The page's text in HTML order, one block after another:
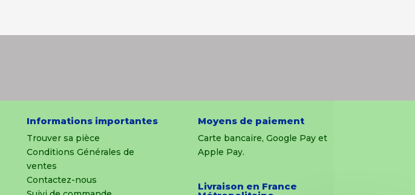
Informations importantes
Trouver sa pièce
Conditions Générales de
ventes
Contactez-nous
Moyens de paiement
Carte bancaire, Google Pay et
Apple Pay.
Livraison en France